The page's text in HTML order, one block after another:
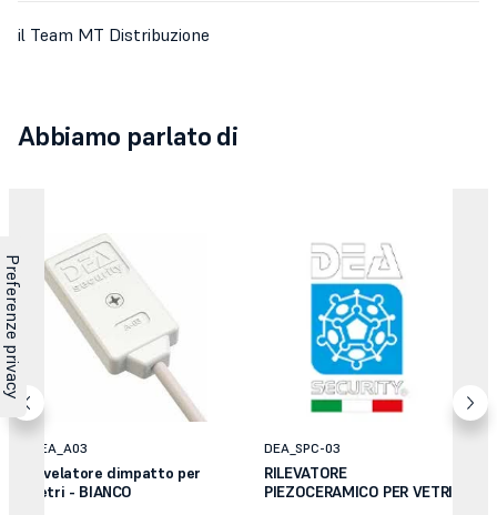
il Team MT Distribuzione
Abbiamo parlato di
DEA_A03
Rivelatore dimpatto per
vetri - BIANCO
DEA_SPC-03
RILEVATORE
PIEZOCERAMICO PER VETRI